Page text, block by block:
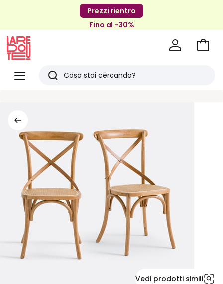
Prezzi rientro
Fino al -30%
Menu
Redoute
Ricerca
Vai
Vedi prodotti simili